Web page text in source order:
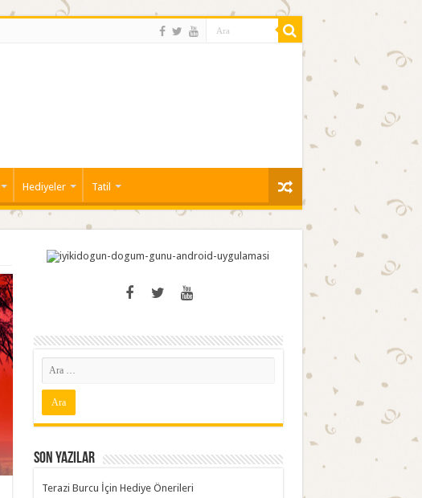
Hediyeler Tatil
Son Yazılar
Terazi Burcu İçin Hediye Önerileri